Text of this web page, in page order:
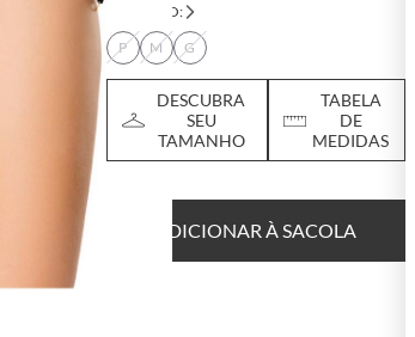
TAMANHO:
P
M G
DESCUBRA
SEU
TAMANHO
TABELA
DE
MEDIDAS
ADICIONAR À SACOLA